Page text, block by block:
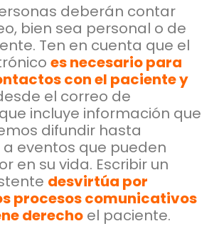
deberán contar
bien sea personal o de
Ten en cuenta que el
es necesario para
con el paciente y
el correo de
incluye información que
difundir hasta
eventos que pueden
en su vida. Escribir un
desvirtúa por
procesos comunicativos
derecho el paciente.